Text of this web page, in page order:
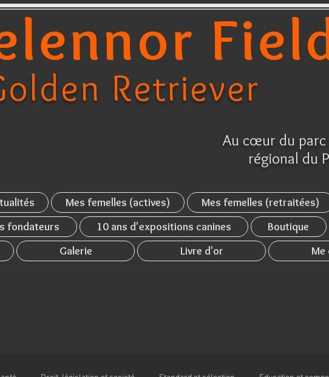
Retriever
Au cœur du
régional du
Mes femelles (actives) Mes femelles (retraitées)
fondateurs 10 ans d'expositions canines Boutique
Galerie Livre d'or Me